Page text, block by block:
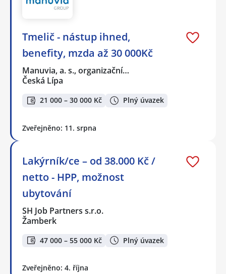
Tmelič - nástup ihned,
benefity, mzda až 30 000Kč
Manuvia, a. s., organizační…
Česká Lípa
21 000 – 30 000 Kč Plný úvazek
Zveřejněno: 11. srpna
Lakýrník/ce – od 38.000 Kč /
netto - HPP, možnost
ubytování
SH Job Partners s.r.o.
Žamberk
47 000 – 55 000 Kč Plný úvazek
Zveřejněno: 4. října